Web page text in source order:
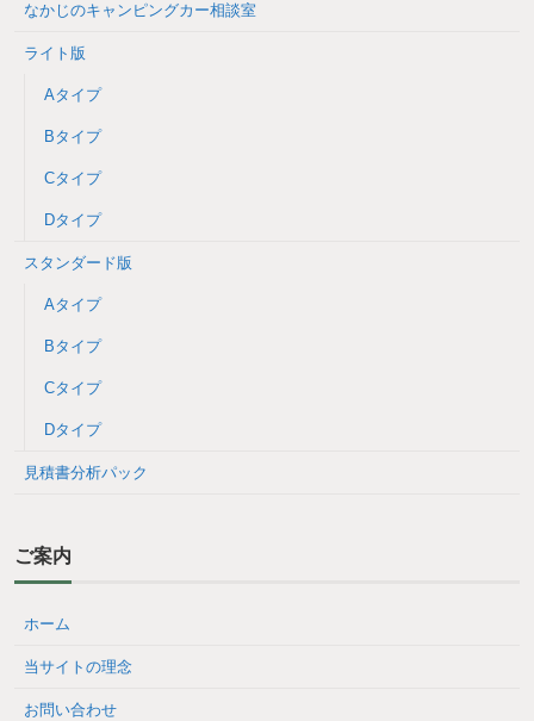
なかじのキャンピングカー相談室
ライト版
Aタイプ
Bタイプ
Cタイプ
Dタイプ
スタンダード版
Aタイプ
Bタイプ
Cタイプ
Dタイプ
見積書分析パック
ご案内
ホーム
当サイトの理念
お問い合わせ